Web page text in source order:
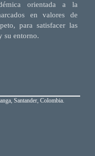
orientada a la
en valores de
para satisfacer las
su entorno.
Santander, Colombia.